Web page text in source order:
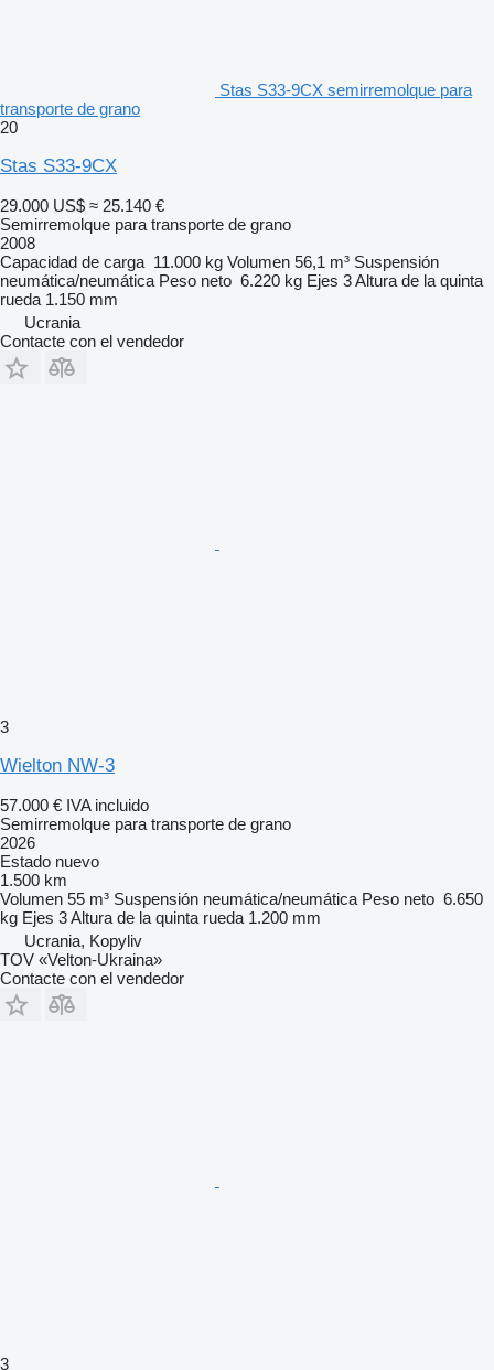
Stas S33-9CX semirremolque para
transporte de grano
20
Stas S33-9CX
29.000 US$ ≈ 25.140 €
Semirremolque para transporte de grano
2008
Capacidad de carga 11.000 kg Volumen 56,1 m³ Suspensión
neumática/neumática Peso neto 6.220 kg Ejes 3Altura de la quinta
rueda 1.150 mm
Ucrania
Contacte con el vendedor
3
Wielton NW-3
57.000 € IVA incluido
Semirremolque para transporte de grano
2026
Estado nuevo
1.500 km
Volumen 55 m³ Suspensión neumática/neumática Peso neto 6.650
kg Ejes 3Altura de la quinta rueda 1.200 mm
Ucrania, Kopyliv
TOV «Velton-Ukraina»
Contacte con el vendedor
3